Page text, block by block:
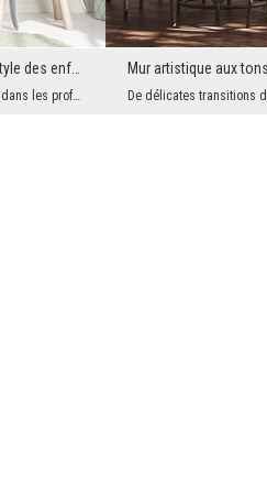
Une aventure sous-marine dans le style des enfants
Offrez à votre enfant un voyage quotidien dans les profondeurs de l'océan : un papier peint photo...
Mur artistique aux